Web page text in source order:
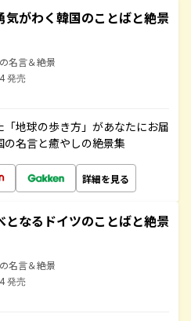
気がわく韓国のことばと絶景
名言＆絶景
発売
地球の歩き方」があなたにお届
名言と癒やしの絶景集
詳細を見る
となるドイツのことばと絶景
名言＆絶景
発売